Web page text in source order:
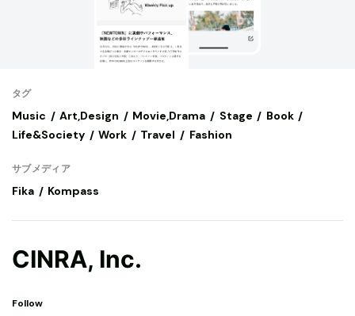
タグ
Music Art,Design Movie,Drama Stage
Book
Life&Society
Work Travel Fashion
サブメディア
Fika Kompass
CINRA, Inc.
Follow